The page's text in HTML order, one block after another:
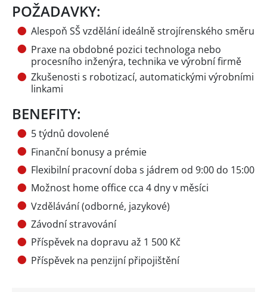
POŽADAVKY:
Alespoň SŠ vzdělání ideálně strojírenského směru
Praxe na obdobné pozici technologa nebo
procesního inženýra, technika ve výrobní firmě
Zkušenosti s robotizací, automatickými výrobními
linkami
BENEFITY:
5 týdnů dovolené
Finanční bonusy a prémie
Flexibilní pracovní doba s jádrem od 9:00 do 15:00
Možnost home office cca 4 dny v měsíci
Vzdělávání (odborné, jazykové)
Závodní stravování
Příspěvek na dopravu až 1 500 Kč
Příspěvek na penzijní připojištění